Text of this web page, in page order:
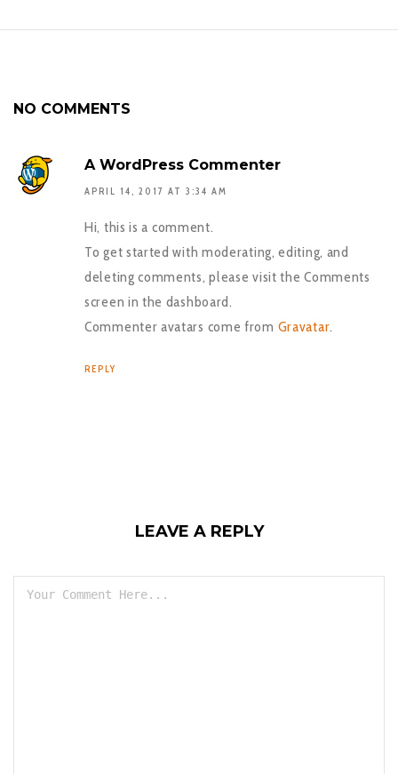
NO COMMENTS
A WordPress Commenter
APRIL 14, 2017 AT 3:34 AM
Hi, this is a comment.
To get started with moderating, editing, and
deleting comments, please visit the Comments
screen in the dashboard.
Commenter avatars come from Gravatar.
REPLY
LEAVE A REPLY